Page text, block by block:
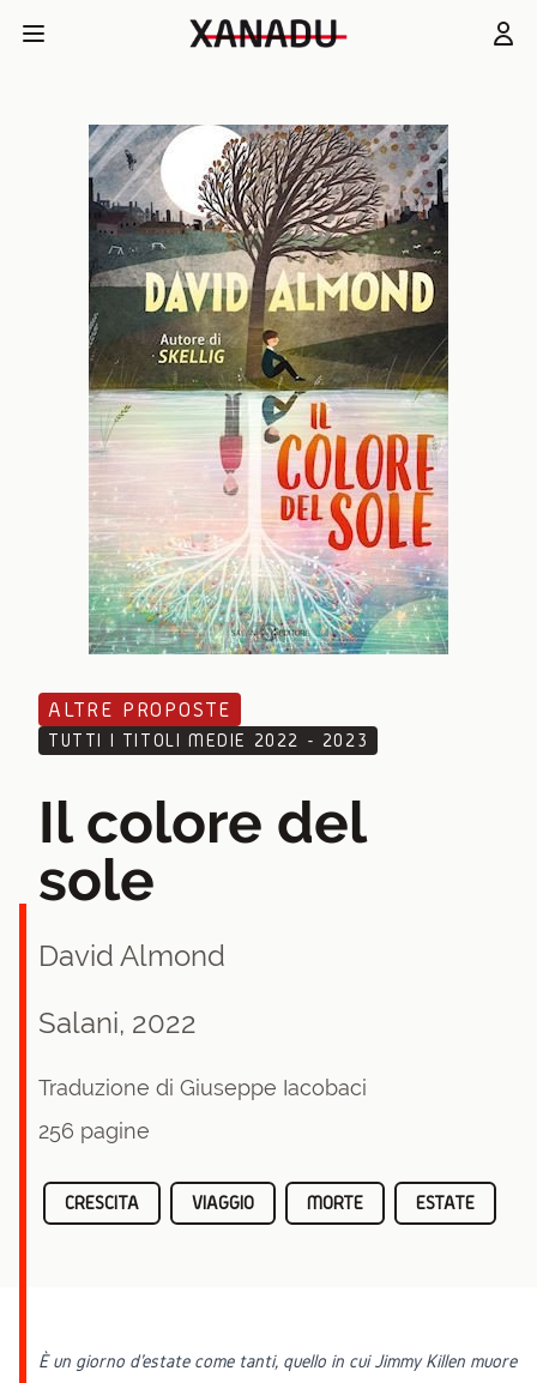
ALTRE PROPOSTE
TUTTI I TITOLI MEDIE 2022 - 2023
Il colore del
sole
David Almond
Salani, 2022
Traduzione di Giuseppe Iacobaci
256 pagine
CRESCITA VIAGGIO MORTE ESTATE
È un giorno d'estate come tanti, quello in cui Jimmy Killen muore